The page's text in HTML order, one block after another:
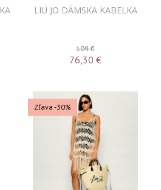
LIU JO DÁMSKA KABELKA
109 €
76,30 €
Zľava -30%